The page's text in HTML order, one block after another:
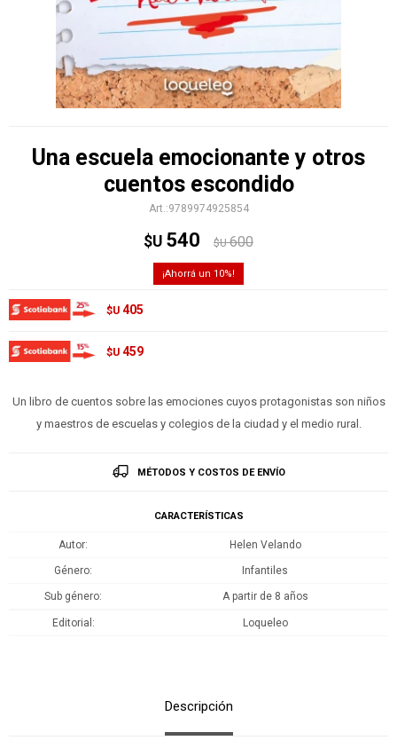
Una escuela emocionante y otros
cuentos escondido
9789974925854
$U 540 $U 600
10
$U 405
$U 459
Un libro de cuentos sobre las emociones cuyos protagonistas son niños
y maestros de escuelas y colegios de la ciudad y el medio rural.
MÉTODOS Y COSTOS DE ENVÍO
CARACTERÍSTICAS
Autor Helen Velando
Género Infantiles
Sub género A partir de 8 años
Editorial Loqueleo
Descripción